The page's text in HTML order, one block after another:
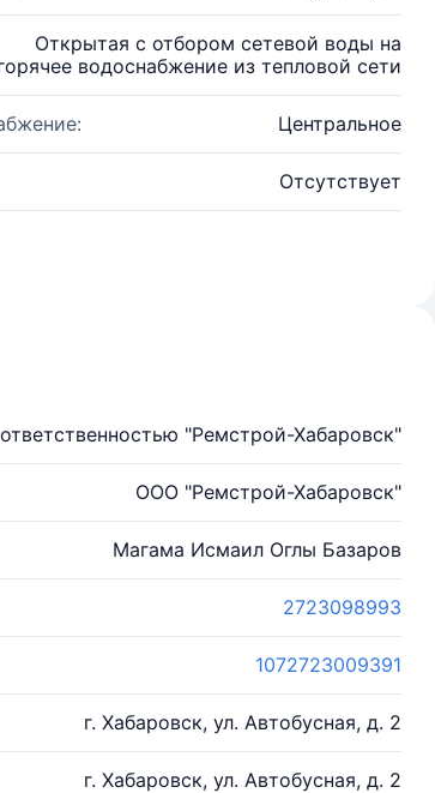
Открытая с отбором сетевой воды на
водоснабжение из тепловой сети
Центральное
Отсутствует
"Ремстрой-Хабаровск"
ООО "Ремстрой-Хабаровск"
Магама Исмаил Оглы Базаров
2723098993
1072723009391
г. Хабаровск, ул. Автобусная, д. 2
г. Хабаровск, ул. Автобусная, д. 2